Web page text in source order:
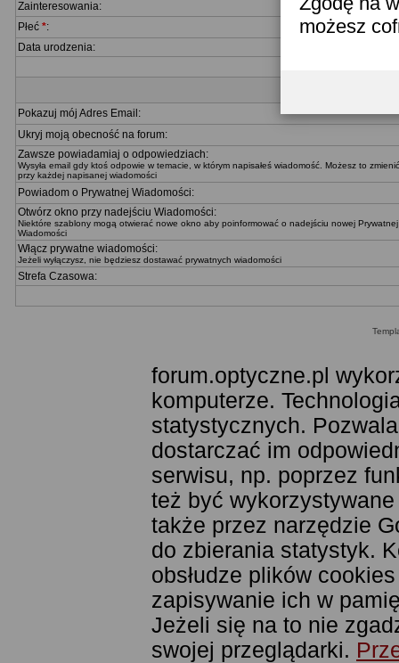
możesz
Zainteresowania:
Płeć *:
Data urodzenia:
Pokazuj mój Adres Email:
Ukryj moją obecność na forum:
Zawsze powiadamiaj o odpowiedziach:
Wysyła email gdy ktoś odpowie w temacie, w którym napisałeś wiadomość. Możesz to zmienić
przy każdej napisanej wiadomości
Powiadom o Prywatnej Wiadomości:
Otwórz okno przy nadejściu Wiadomości:
Niektóre szablony mogą otwierać nowe okno aby poinformować o nadejściu nowej Prywatnej
Wiadomości
Włącz prywatne wiadomości:
Jeżeli wyłączysz, nie będziesz dostawać prywatnych wiadomości
Strefa Czasowa:
forum.optyczne.pl
komputerze.
statystycznych.
dostarczać im
serwisu, np. poprzez
też być
także przez narzędzie
do zbierania statystyk.
obsłudze plików
zapisywanie ich w
Jeżeli się na to nie
swojej przeglądarki.